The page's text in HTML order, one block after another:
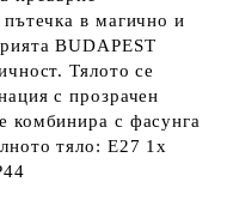
в магично и
BUDAPEST
Тялото се
с прозрачен
комбинира с фасунга
тяло: E27 1x